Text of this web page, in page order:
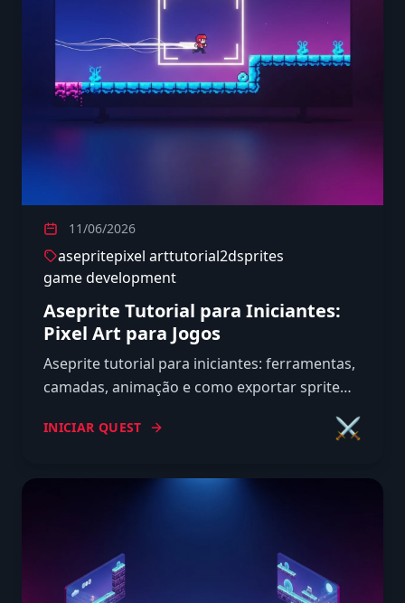
11/06/2026
asepritepixel arttutorial2dsprites
game development
Aseprite Tutorial para Iniciantes:
Pixel Art para Jogos
Aseprite tutorial para iniciantes: ferramentas,
camadas, animação e como exportar sprite
direto, sem enrolação.
INICIAR QUEST ⚔️